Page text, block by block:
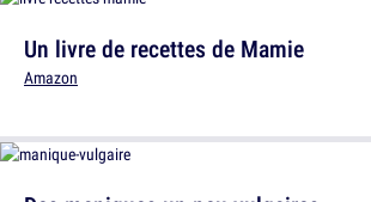
Un livre de recettes de Mamie
Amazon